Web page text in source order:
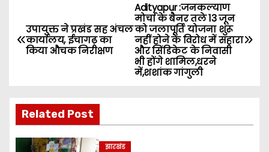
o
n
a
Adityapur :जनकल्याण
मोर्चा के बैनर तले 13 जून
को जलापूर्ति योजना शुरू
नहीं होने के विरोध में सहारा
और सिंडिकेट के निवासी
भी होंगे शामिल,धरने
में,शशांक गांगुली
उपायुक्त ने प्रखंड सह अंचल
कार्यालय, ईचागढ़ का
किया औचक निरीक्षण
Related Post
झारखंड